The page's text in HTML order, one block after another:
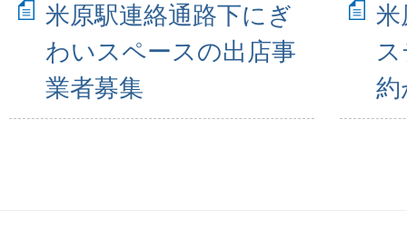
米原駅連絡通路下にぎ
わいスペースの出店事
業者募集
米
約